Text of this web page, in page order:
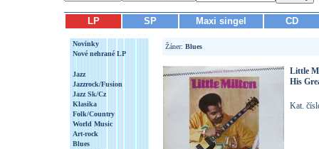
LP SP Maxi singel CD
Novinky
Nové nehrané LP
Jazz
Jazzrock/Fusion
Jazz Sk/Cz
Klasika
Folk/Country
World Music
Art-rock
Blues
Žáner: Blues
Little
His
Kat.